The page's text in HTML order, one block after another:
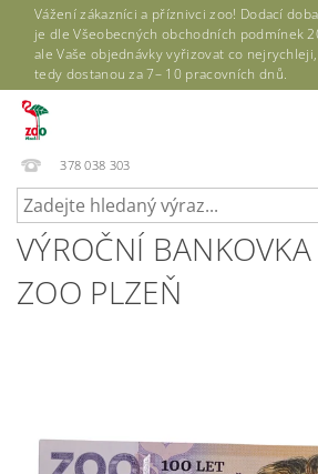
Vážení zákazníci a příznivci zoo! Dodací
je dle Všeobecných obchodních podmínek
ale Vaše objednávky vyřizovat co
tedy dostanou za 7– 10 pracovních dnů.
378 038 303
VÝROČNÍ
ZOO PLZEŇ